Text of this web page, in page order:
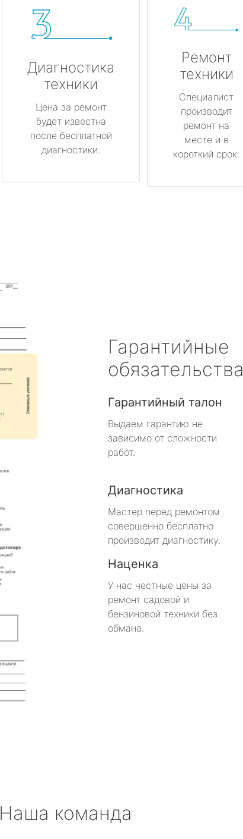
Диагностика
техники
Цена за ремонт
будет известна
после бесплатной
диагностики.
Ремонт
техники
Специалист
производит
ремонт на
месте и в
короткий срок.
Гарантийные
обязательства
Гарантийный талон
Выдаем гарантию не
зависимо от сложности
работ.
Диагностика
Мастер перед ремонтом
совершенно бесплатно
производит диагностику.
Наценка
У нас честные цены за
ремонт садовой и
бензиновой техники без
обмана.
Наша команда